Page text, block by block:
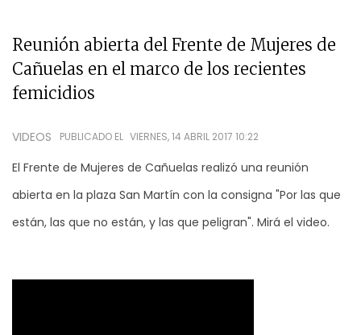
Reunión abierta del Frente de Mujeres de
Cañuelas en el marco de los recientes
femicidios
VIDEOS PUBLICADO EL VIERNES, 14 ABRIL 2017 10:22
El Frente de Mujeres de Cañuelas realizó una reunión
abierta en la plaza San Martín con la consigna "Por las que
están, las que no están, y las que peligran". Mirá el video.